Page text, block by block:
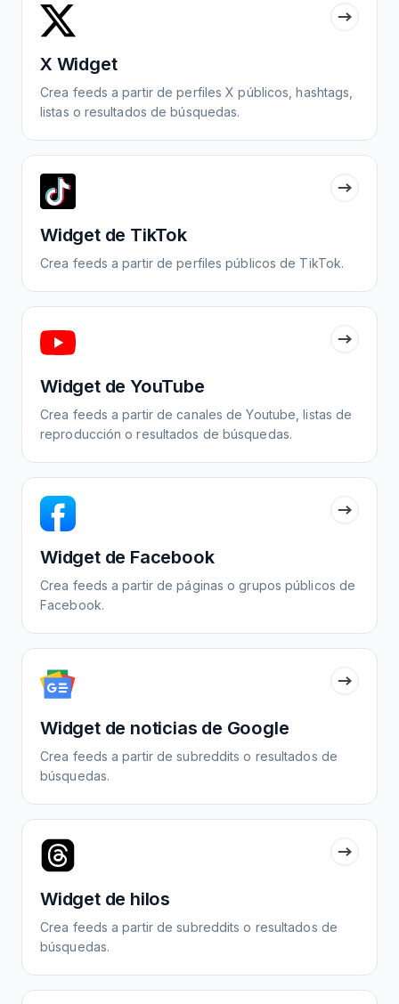
X Widget
Crea feeds a partir de perfiles X públicos, hashtags,
listas o resultados de búsquedas.
Widget de TikTok
Crea feeds a partir de perfiles públicos de TikTok.
Widget de YouTube
Crea feeds a partir de canales de Youtube, listas de
reproducción o resultados de búsquedas.
Widget de Facebook
Crea feeds a partir de páginas o grupos públicos de
Facebook.
Widget de noticias de Google
Crea feeds a partir de subreddits o resultados de
búsquedas.
Widget de hilos
Crea feeds a partir de subreddits o resultados de
búsquedas.